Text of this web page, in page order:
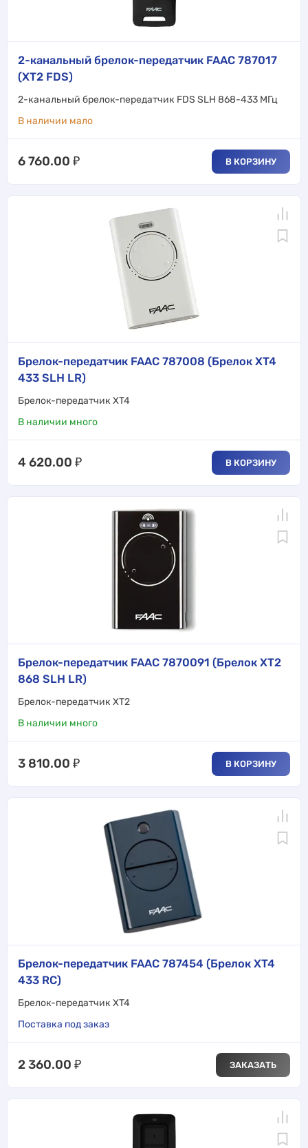
2-канальный брелок-передатчик FAAC 787017
(XT2 FDS)
2-канальный брелок-передатчик FDS SLH 868-433 МГц
В наличии мало
6 760.00 ₽ В КОРЗИНУ
Брелок-передатчик FAAC 787008 (Брелок XT4
433 SLH LR)
Брелок-передатчик XT4
В наличии много
4 620.00 ₽ В КОРЗИНУ
Брелок-передатчик FAAC 7870091 (Брелок XT2
868 SLH LR)
Брелок-передатчик XT2
В наличии много
3 810.00 ₽ В КОРЗИНУ
Брелок-передатчик FAAC 787454 (Брелок XT4
433 RC)
Брелок-передатчик XT4
Поставка под заказ
2 360.00 ₽ ЗАКАЗАТЬ